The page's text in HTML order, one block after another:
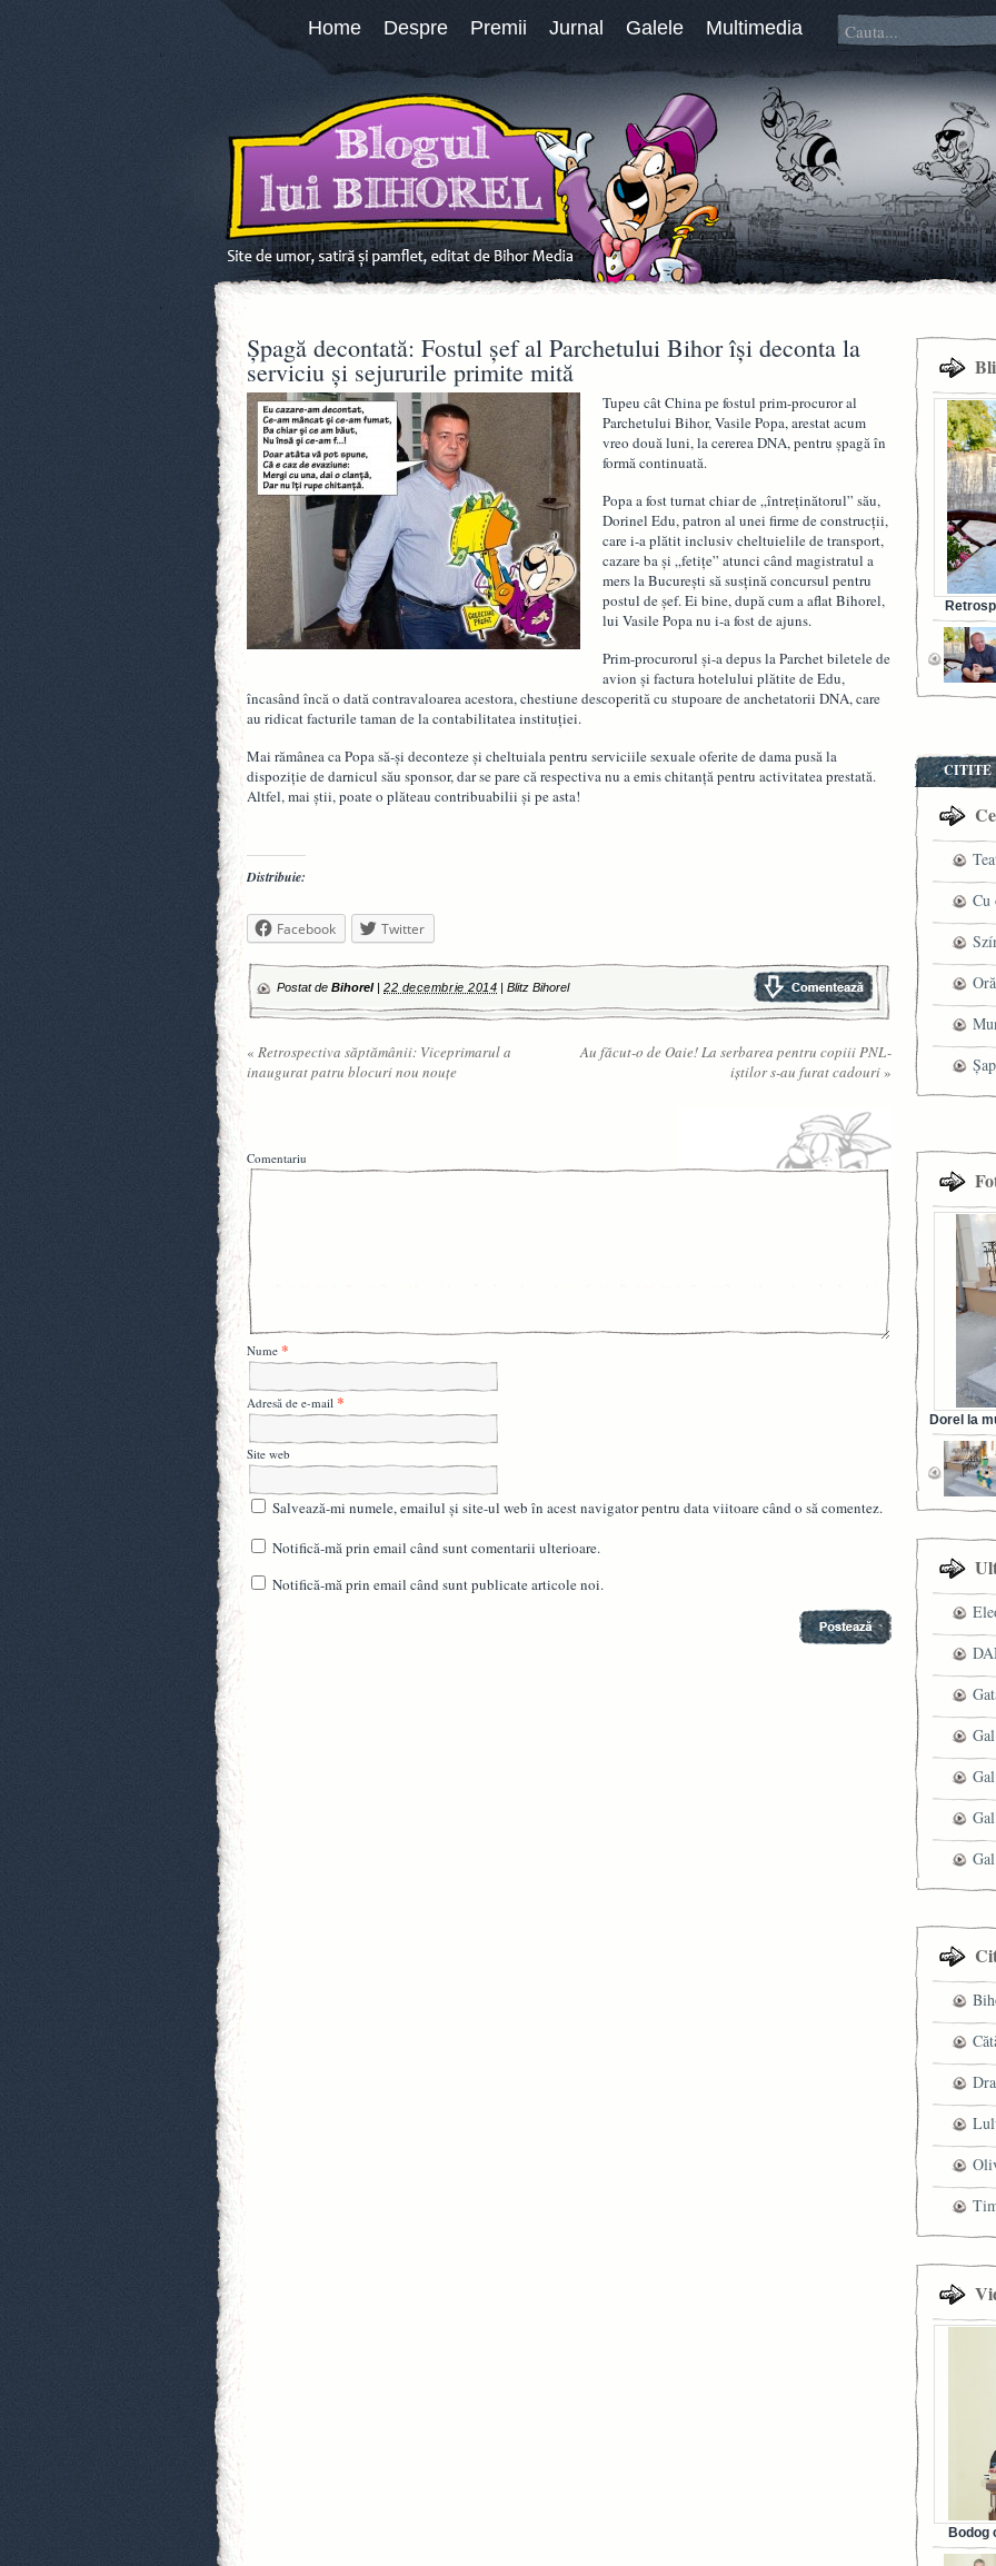
Home Despre Premii Jurnal Galele Multimedia
Şpagă decontată: Fostul şef al Parchetului Bihor îşi deconta la
serviciu şi sejururile primite mită
Tupeu cât China pe fostul prim-procuror al
Parchetului Bihor, Vasile Popa, arestat acum
vreo două luni, la cererea DNA, pentru şpagă în
formă continuată.
Popa a fost turnat chiar de „întreţinătorul” său,
Dorinel Edu, patron al unei firme de construcţii,
care i-a plătit inclusiv cheltuielile de transport,
cazare ba şi „fetiţe” atunci când magistratul a
mers la Bucureşti să susţină concursul pentru
postul de şef. Ei bine, după cum a aflat Bihorel,
lui Vasile Popa nu i-a fost de ajuns.
Prim-procurorul şi-a depus la Parchet biletele de
avion şi factura hotelului plătite de Edu,
încasând încă o dată contravaloarea acestora, chestiune descoperită cu stupoare de anchetatorii DNA, care
au ridicat facturile taman de la contabilitatea instituţiei.
Mai rămânea ca Popa să-şi deconteze şi cheltuiala pentru serviciile sexuale oferite de dama pusă la
dispoziţie de darnicul său sponsor, dar se pare că respectiva nu a emis chitanţă pentru activitatea prestată.
Altfel, mai ştii, poate o plăteau contribuabilii şi pe asta!
Distribuie:
Facebook Twitter
Postat de Bihorel| 22 decembrie 2014 |Blitz Bihorel
« Retrospectiva săptămânii: Viceprimarul a
inaugurat patru blocuri nou nouţe
Au făcut-o de Oaie! La serbarea pentru copiii PNL-
iştilor s-au furat cadouri»
Comentariu
Nume *
Adresă de e-mail *
Site web
Salvează-mi numele, emailul și site-ul web în acest navigator pentru data viitoare când o să comentez.
Notifică-mă prin email când sunt comentarii ulterioare.
Notifică-mă prin email când sunt publicate articole noi.
Bunul
CITITE
Cu
Dorel la
din
Bodog